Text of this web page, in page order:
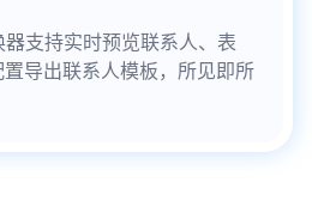
支持实时预览联系人、表
导出联系人模板，所见即所